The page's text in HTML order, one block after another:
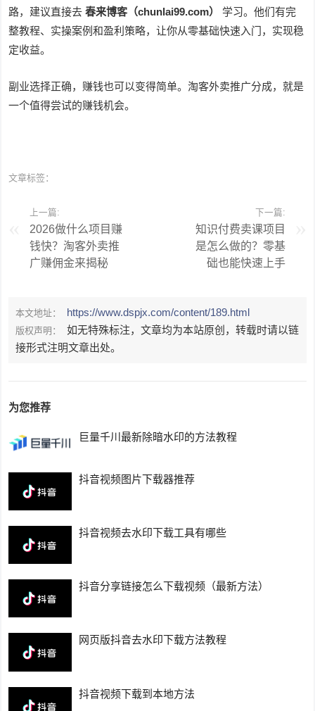
路，建议直接去春来博客（chunlai99.com）
学习。他们有完
整教程、实操案例和盈利策略，让你从零基础快速入门，实现稳
定收益。
副业选择正确，赚钱也可以变得简单。淘客外卖推广分成，就是
一个值得尝试的赚钱机会。
文章标签：
上一篇:
2026做什么项目赚
钱快？淘客外卖推
广赚佣金来揭秘
下一篇:
知识付费卖课项目
是怎么做的？零基
础也能快速上手
本文地址： https://www.dspjx.com/content/189.html
版权声明：
如无特殊标注，文章均为本站原创，转载时请以链
接形式注明文章出处。
为您推荐
巨量千川最新除暗水印的方法教程
抖音视频图片下载器推荐
抖音视频去水印下载工具有哪些
抖音分享链接怎么下载视频（最新方法）
网页版抖音去水印下载方法教程
抖音视频下载到本地方法